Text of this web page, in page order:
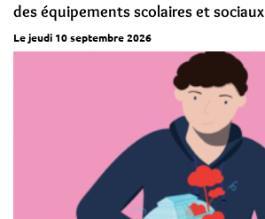
des équipements scolaires et sociaux
Le jeudi 10 septembre 2026